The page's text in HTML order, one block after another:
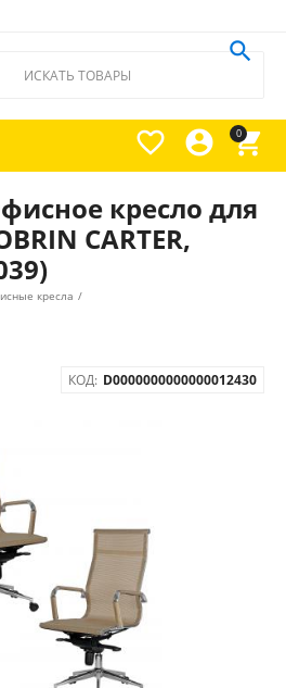
0




кресло для
CARTER,
кресла /
КОД: D0000000000000012430